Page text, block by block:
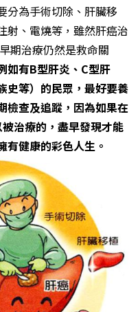
分為手術切除、肝臟移
射、電燒等，雖然肝癌治
期治療仍然是救命關
如有B型肝炎、C型肝
史等）的民眾，最好要養
檢查及追蹤，因為如果在
治療的，盡早發現才能
有健康的彩色人生。